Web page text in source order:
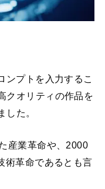
ンプトを入力するこ
クオリティの作品を
した。
産業革命や、2000
術革命であるとも言